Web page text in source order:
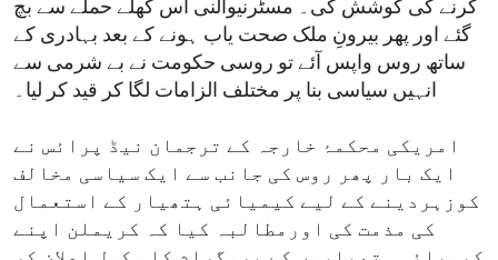
کرنے کی کوشش کی۔ مسٹرنیوالنی اس کھلے حملے سے بچ
گئے اور پھر بیرونِ ملک صحت یاب ہونے کے بعد بہادری کے
ساتھ روس واپس آئے تو روسی حکومت نے بے شرمی سے
انہیں سیاسی بنا پر مختلف الزامات لگا کر قید کر لیا۔
امریکی محکمۂ خارجہ کے ترجمان نیڈ پرائس نے
ایک بار پھر روس کی جانب سے ایک سیاسی مخالف
کوزہردینے کے لیے کیمیائی ہتھیار کے استعمال
کی مذمت کی اورمطالبہ کیا کہ کریملن اپنے